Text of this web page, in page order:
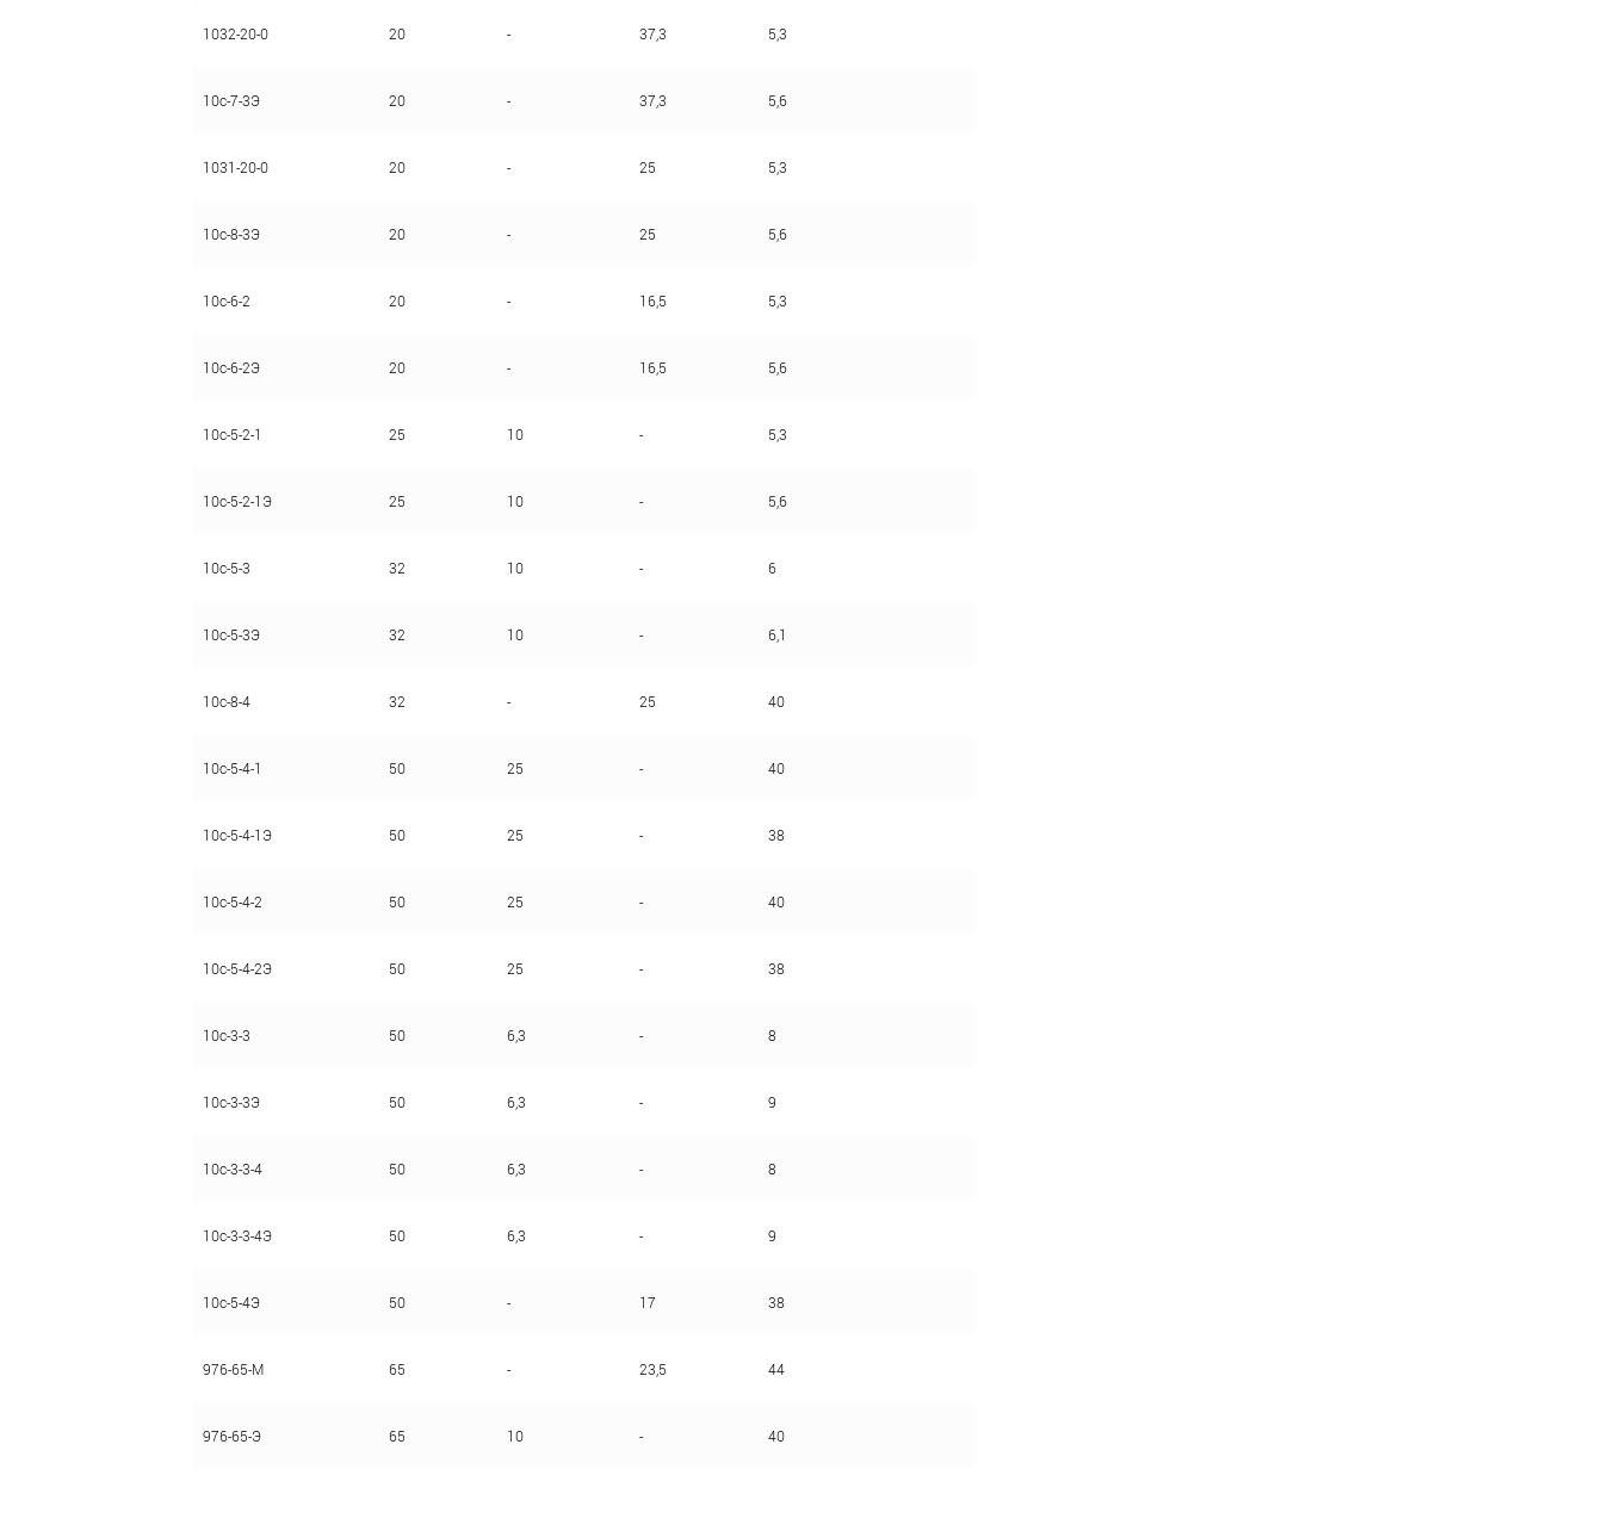
1032-20-0 20 - 37,3 5,3
10с-7-3Э 20 - 37,3 5,6
1031-20-0 20 - 25 5,3
10с-8-3Э 20 - 25 5,6
10с-6-2 20 - 16,5 5,3
10с-6-2Э 20 - 16,5 5,6
10с-5-2-1 25 10 - 5,3
10c-5-2-1Э 25 10 - 5,6
10с-5-3 32 10 - 6
10с-5-3Э 32 10 - 6,1
10с-8-4 32 - 25 40
10с-5-4-1 50 25 - 40
10с-5-4-1Э 50 25 - 38
10с-5-4-2 50 25 - 40
10с-5-4-2Э 50 25 - 38
10с-3-3 50 6,3 - 8
10с-3-3Э 50 6,3 - 9
10с-3-3-4 50 6,3 - 8
10с-3-3-4Э 50 6,3 - 9
10с-5-4Э 50 - 17 38
976-65-М 65 - 23,5 44
976-65-Э 65 10 - 40